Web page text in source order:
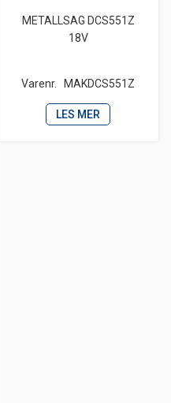
METALLSAG DCS551Z
18V
Varenr. MAKDCS551Z
LES MER